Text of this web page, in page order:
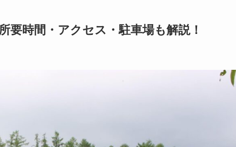
要時間・アクセス・駐車場も解説！